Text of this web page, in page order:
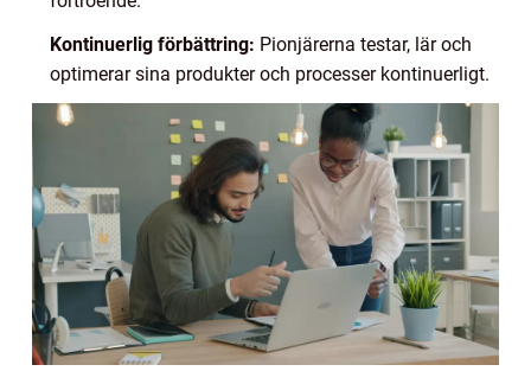
Kontinuerlig förbättring: Pionjärerna testar, lär och
optimerar sina produkter och processer kontinuerligt.